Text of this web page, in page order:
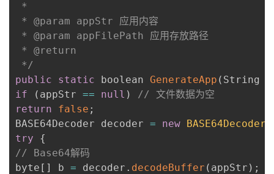
*
* @param appStr 应用内容
* @param appFilePath 应用存放路径
* @return
*/
public
static boolean GenerateApp ( String
if
( appStr == null )
// 文件数据为空
return
false ;
BASE64Decoder decoder = new BASE64Decoder
try
{
// Base64解码
byte [ ] b = decoder . decodeBuffer ( appStr ) ;